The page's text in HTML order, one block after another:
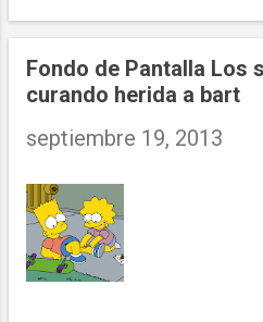
Fondo de Pantalla Los
curando herida a bart
septiembre 19, 2013